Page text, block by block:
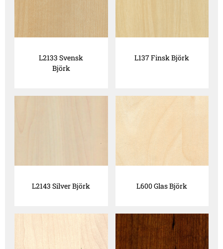
L2133 Svensk
Björk
L137 Finsk Björk
L2143 Silver Björk L600 Glas Björk